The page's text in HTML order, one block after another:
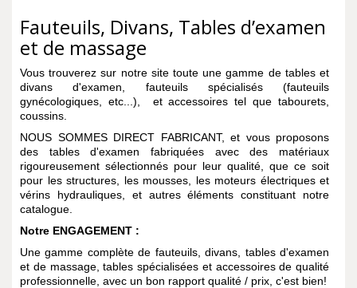
Fauteuils, Divans, Tables d’examen
et de massage
Vous trouverez sur notre site toute une gamme de tables et
divans d'examen, fauteuils spécialisés (fauteuils
gynécologiques, etc...), et accessoires tel que tabourets,
coussins.
NOUS SOMMES DIRECT FABRICANT, et vous proposons
des tables d'examen fabriquées avec des matériaux
rigoureusement sélectionnés pour leur qualité, que ce soit
pour les structures, les mousses, les moteurs électriques et
vérins hydrauliques, et autres éléments constituant notre
catalogue.
Notre ENGAGEMENT :
Une gamme complète de fauteuils, divans, tables d'examen
et de massage, tables spécialisées et accessoires de qualité
professionnelle, avec un bon rapport qualité / prix, c'est bien!